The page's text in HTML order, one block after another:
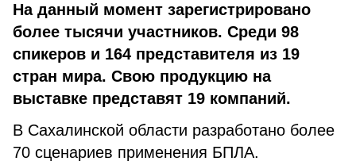
На данный момент зарегистрировано
более тысячи участников. Среди 98
спикеров и 164 представителя из 19
стран мира. Свою продукцию на
выставке представят 19 компаний.
В Сахалинской области разработано более
70 сценариев применения БПЛА.